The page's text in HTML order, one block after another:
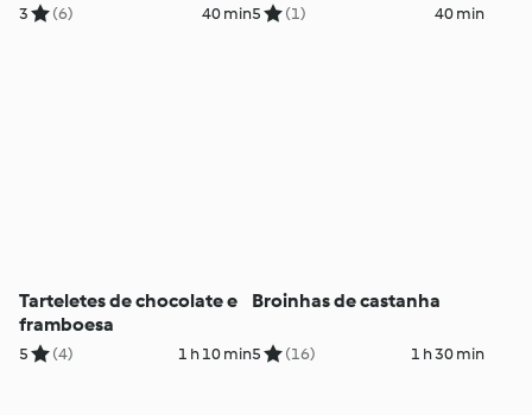
3 (6) 40 min5 (1) 40 min
Tarteletes de chocolate e
framboesa
5 (4) 1 h 10 min
Broinhas de castanha
5 (16) 1 h 30 min